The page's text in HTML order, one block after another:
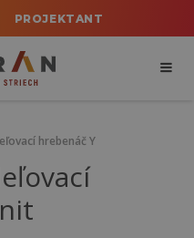
PROJEKTANT
hrebenáč Y